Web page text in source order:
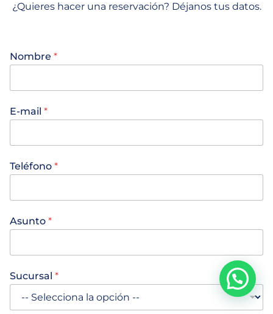
¿Quieres hacer una reservación? Déjanos tus datos.
Nombre *
N
b
r
e
é
f
n
E-mail *
Teléfono *
Asunto *
Sucursal *